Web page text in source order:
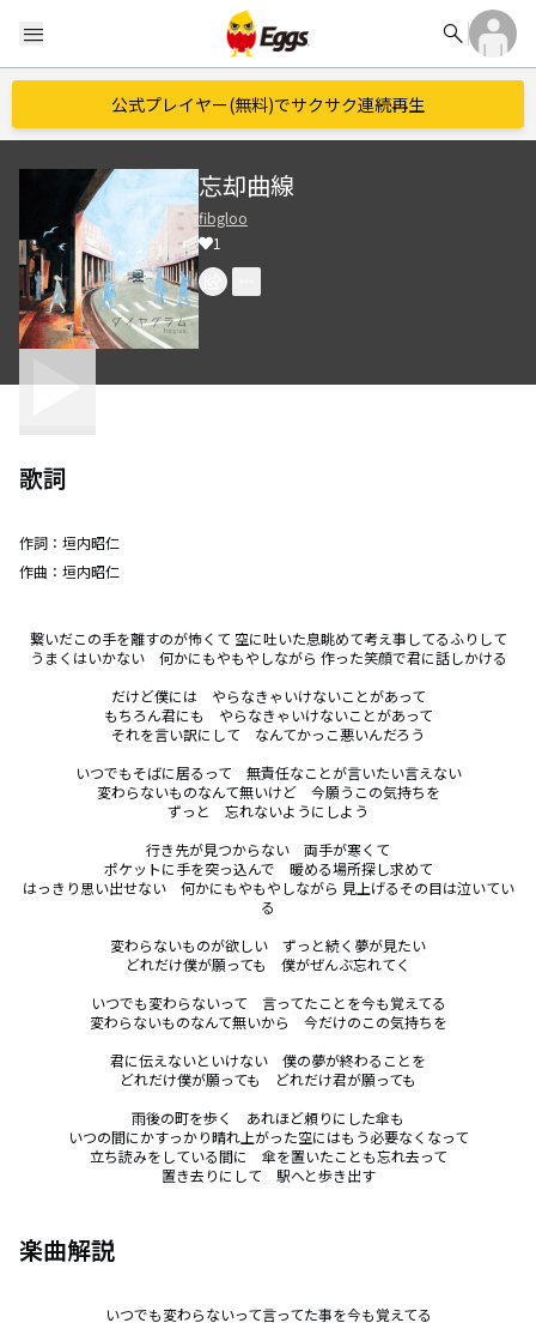
menu search
公式プレイヤー(無料)でサクサク連続再生
忘却曲線
fibgloo
1
歌詞
作詞： 垣内昭仁
作曲： 垣内昭仁
繋いだこの手を離すのが怖くて 空に吐いた息眺めて考え事してるふりして
うまくはいかない　何かにもやもやしながら 作った笑顔で君に話しかける
だけど僕には　やらなきゃいけないことがあって
もちろん君にも　やらなきゃいけないことがあって
それを言い訳にして　なんてかっこ悪いんだろう
いつでもそばに居るって　無責任なことが言いたい言えない
変わらないものなんて無いけど　今願うこの気持ちを
ずっと　忘れないようにしよう
行き先が見つからない　両手が寒くて
ポケットに手を突っ込んで　暖める場所探し求めて
はっきり思い出せない　何かにもやもやしながら 見上げるその目は泣いてい
る
変わらないものが欲しい　ずっと続く夢が見たい
どれだけ僕が願っても　僕がぜんぶ忘れてく
いつでも変わらないって　言ってたことを今も覚えてる
変わらないものなんて無いから　今だけのこの気持ちを
君に伝えないといけない　僕の夢が終わることを
どれだけ僕が願っても　どれだけ君が願っても
雨後の町を歩く　あれほど頼りにした傘も
いつの間にかすっかり晴れ上がった空にはもう必要なくなって
立ち読みをしている間に　傘を置いたことも忘れ去って
置き去りにして　駅へと歩き出す
楽曲解説
いつでも変わらないって言ってた事を今も覚えてる